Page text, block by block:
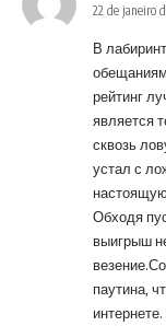
22 de janeiro
В
рейтинг
является
сквозь
устал с
Обходя
выигрыш
паутина,